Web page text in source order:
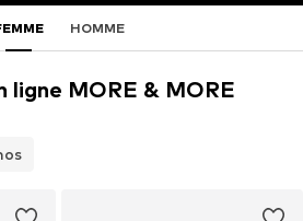
HOMME
ligne MORE & MORE